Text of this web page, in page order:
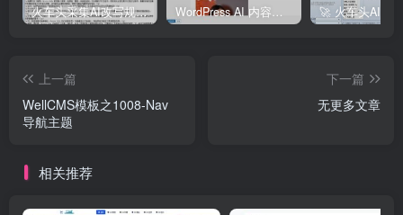
火车头采集AI改写规则插件 AI写文章插件 WordPress AI 内容采集器 —— 全自动采集+AI改写+智能发布一体化解决方案
上一篇
WellCMS模板之1008-Nav
导航主题
下一篇
无更多文章
相关推荐